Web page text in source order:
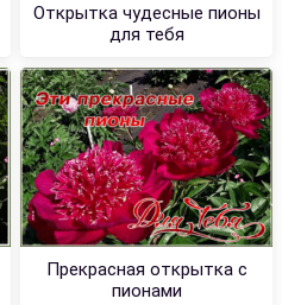
Открытка чудесные пионы
для тебя
Прекрасная открытка с
пионами